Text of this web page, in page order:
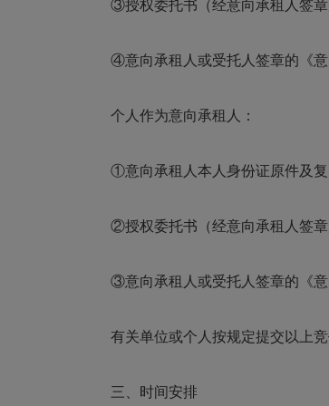
③授权委托书（经意向承租人签
④意向承租人或受托人签章的《意
个人作为意向承租人：
①意向承租人本人身份证原件及
②授权委托书（经意向承租人签章
③意向承租人或受托人签章的《意
有关单位或个人按规定提交以上
三、时间安排